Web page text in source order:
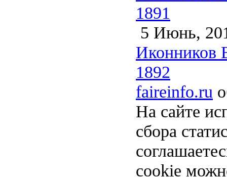
1891
5 Июнь,
Иконников
1892
faireinfo.ru
На сайте
сбора
cookie